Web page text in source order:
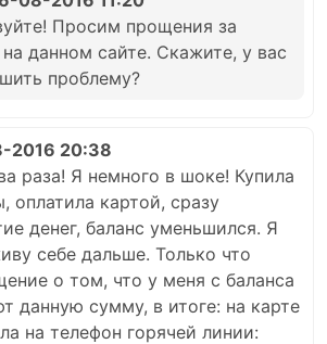
Просим прощения за
данном сайте. Скажите, у вас
проблему?
2016 20:38
раза! Я немного в шоке! Купила
оплатила картой, сразу
денег, баланс уменьшился. Я
себе дальше. Только что
о том, что у меня с баланса
данную сумму, в итоге: на карте
на телефон горячей линии: